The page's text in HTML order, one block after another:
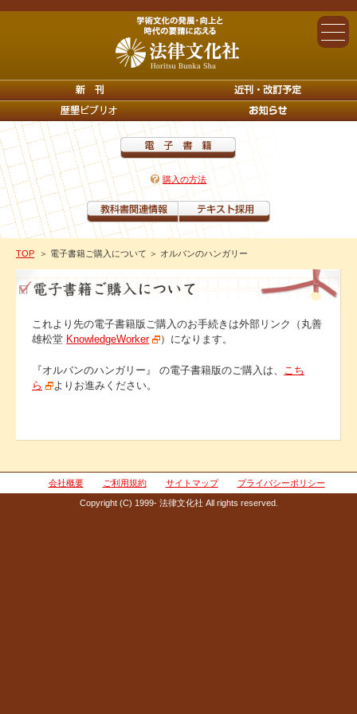
購入の方法
TOP ＞ 電子書籍ご購入について ＞ オルバンのハンガリー
これより先の電子書籍版ご購入のお手続きは外部リンク（丸善
雄松堂 KnowledgeWorker ）になります。
『オルバンのハンガリー』 の電子書籍版のご購入は、
こち
ら
よりお進みください。
会社概要 ご利用規約 サイトマップ プライバシーポリシー
Copyright (C) 1999- 法律文化社 All rights reserved.